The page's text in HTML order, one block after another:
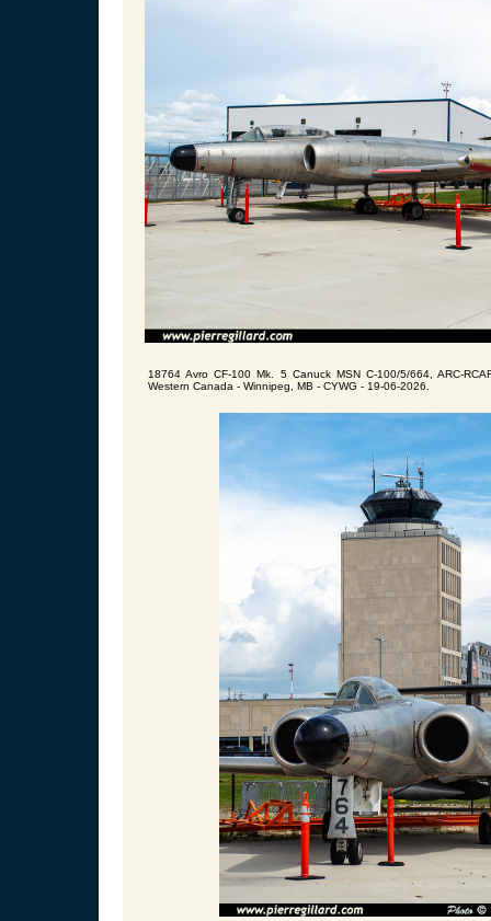
18764 Avro CF-100 Mk. 5 Canuck MSN C-100/5/664, ARC-
Western Canada - Winnipeg, MB - CYWG - 19-06-2026.